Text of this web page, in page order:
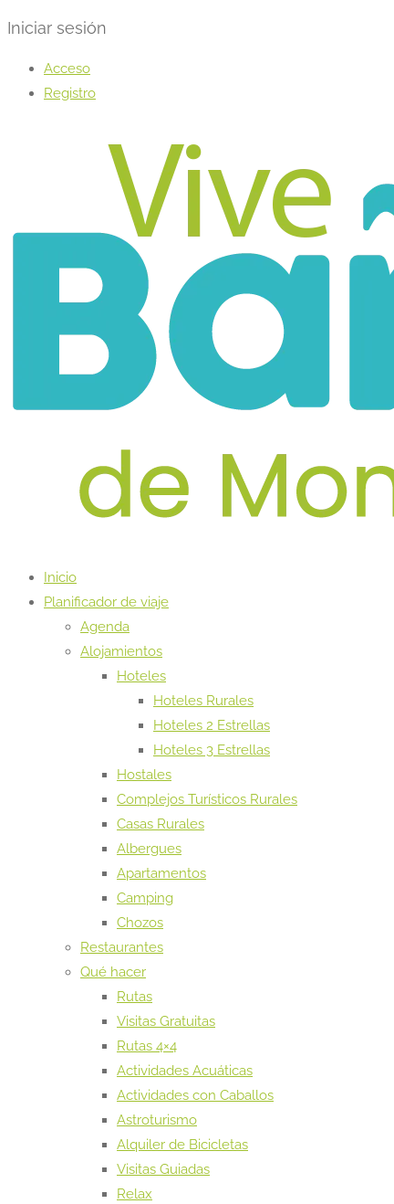
Iniciar sesión
Acceso
Registro
Inicio
Planificador de viaje
Agenda
Alojamientos
Hoteles
Hoteles Rurales
Hoteles 2 Estrellas
Hoteles 3 Estrellas
Hostales
Complejos Turísticos Rurales
Casas Rurales
Albergues
Apartamentos
Camping
Chozos
Restaurantes
Qué hacer
Rutas
Visitas Gratuitas
Rutas 4×4
Actividades Acuáticas
Actividades con Caballos
Astroturismo
Alquiler de Bicicletas
Visitas Guiadas
Relax